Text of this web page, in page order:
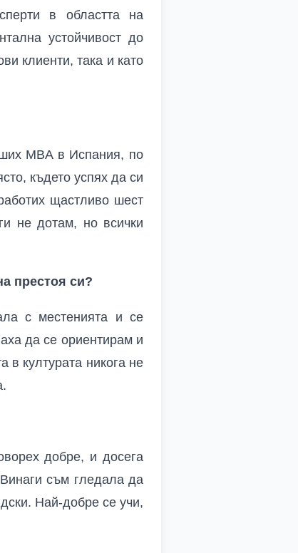
в областта на
устойчивост до
клиенти, така и като
MBA в Испания, по
където успях да си
щастливо шест
не дотам, но всички
престоя си?
с местенията и се
да се ориентирам и
в културата никога не
добре, и досега
съм гледала да
Най-добре се учи,